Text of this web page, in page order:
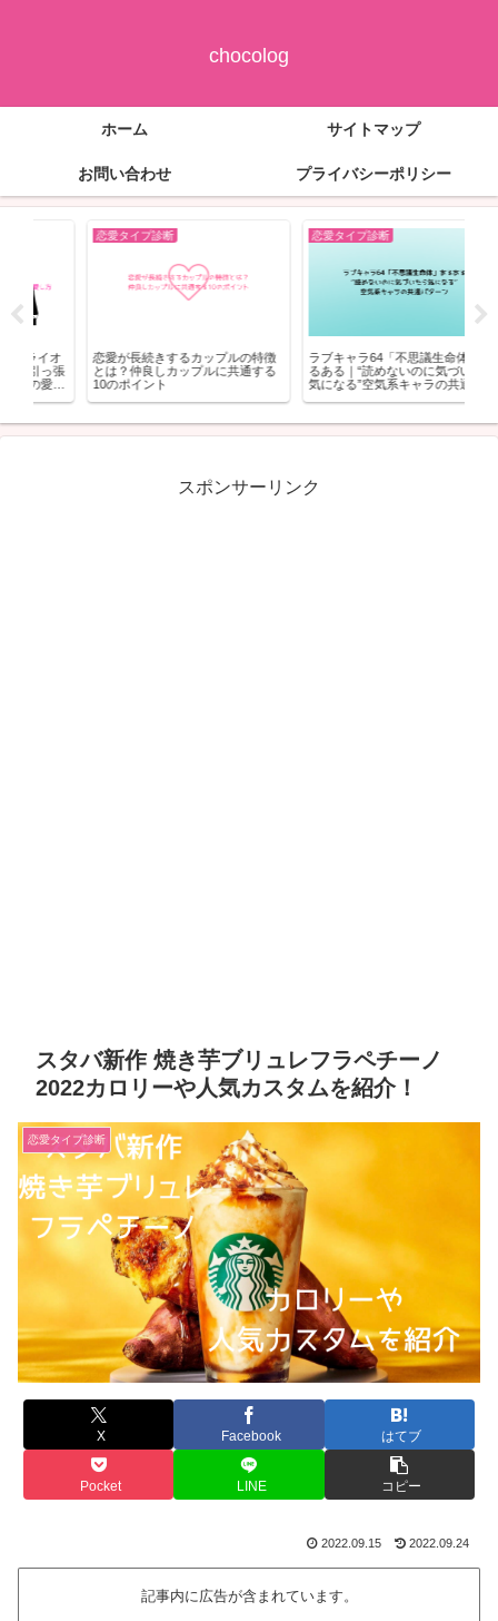
chocolog
ホーム サイトマップ
お問い合わせ プライバシーポリシー
恋愛タイプ診断
恋愛が長続きするカップルの特徴
とは？仲良しカップルに共通する
10のポイント
恋愛タイプ診断
ラブキャラ64「不思議生命体」あ
るある｜“読めないのに気づいたら
気になる”空気系キャラの共通パタ
スポンサーリンク
スタバ新作 焼き芋ブリュレフラペチーノ
2022カロリーや人気カスタムを紹介！
恋愛タイプ診断
X Facebook はてブ
Pocket LINE コピー
2022.09.15 2022.09.24
記事内に広告が含まれています。